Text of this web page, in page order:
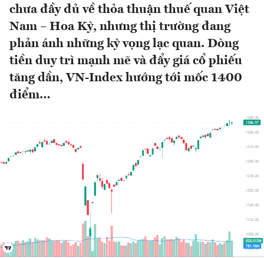
chưa đầy đủ về thỏa thuận thuế quan Việt
Nam – Hoa Kỳ, nhưng thị trường đang
phản ánh những kỳ vọng lạc quan. Dòng
tiền duy trì mạnh mẽ và đẩy giá cổ phiếu
tăng dần, VN-Index hướng tới mốc 1400
điểm…